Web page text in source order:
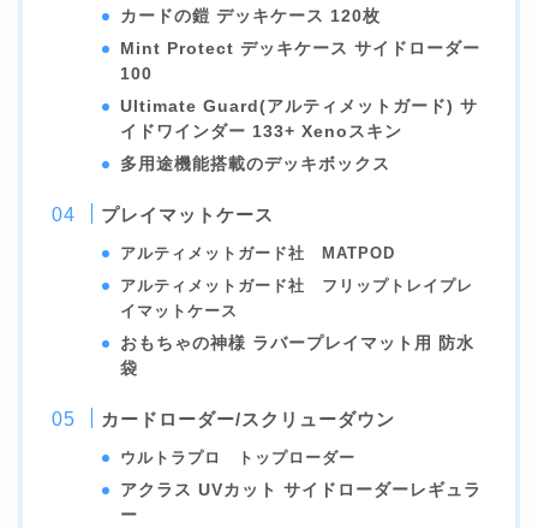
カードの鎧 デッキケース 120枚
Mint Protect デッキケース サイドローダー
100
Ultimate Guard(アルティメットガード) サ
イドワインダー 133+ Xenoスキン
多用途機能搭載のデッキボックス
プレイマットケース
アルティメットガード社 MATPOD
アルティメットガード社 フリップトレイプレ
イマットケース
おもちゃの神様 ラバープレイマット用 防水
袋
カードローダー/スクリューダウン
ウルトラプロ トップローダー
アクラス UVカット サイドローダーレギュラ
ー